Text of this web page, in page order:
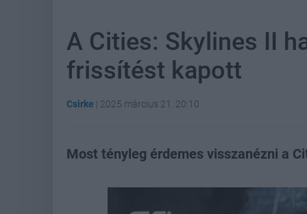
A Cities: Skylines II
frissítést kapott
Csirke | 2025 március 21. 20:10
Most tényleg érdemes visszanézni a